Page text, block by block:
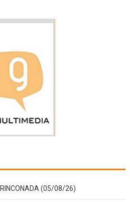
RINCONADA (05/08/26)